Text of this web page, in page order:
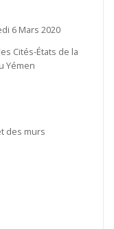
6 Mars 2020
Cités-États de la
Yémen
des murs